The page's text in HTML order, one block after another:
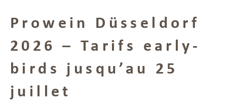
Prowein Düsseldorf
2026 – Tarifs early-
birds jusqu’au 25
juillet